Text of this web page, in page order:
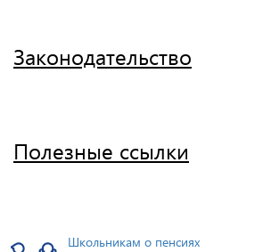
Законодательство
Полезные ссылки
Школьникам о пенсиях